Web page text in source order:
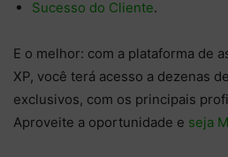
Sucesso do Cliente.
E o melhor: com a plataforma de
XP, você terá acesso a dezenas
exclusivos, com os principais
Aproveite a oportunidade e seja